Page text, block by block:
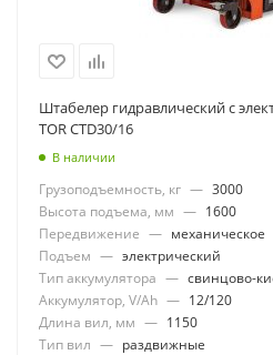
Штабелер гидравлический с
TOR CTD30/16
В наличии
Грузоподъемность, кг — 3000
Высота подъема, мм — 1600
Передвижение — механическое
Подъем — электрический
Тип аккумулятора — свинцово-
Аккумулятор, V/Ah — 12/120
Длина вил, мм — 1150
Тип вил — раздвижные